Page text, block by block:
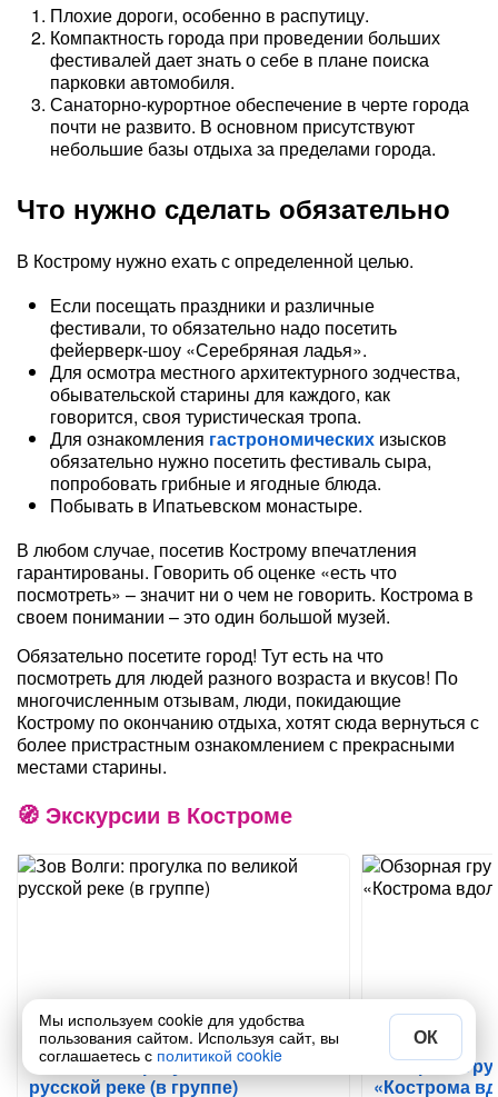
Плохие дороги, особенно в распутицу.
Компактность города при проведении больших
фестивалей дает знать о себе в плане поиска
парковки автомобиля.
Санаторно-курортное обеспечение в черте города
почти не развито. В основном присутствуют
небольшие базы отдыха за пределами города.
Что нужно сделать обязательно
В Кострому нужно ехать с определенной целью.
Если посещать праздники и различные
фестивали, то обязательно надо посетить
фейерверк-шоу «Серебряная ладья».
Для осмотра местного архитектурного зодчества,
обывательской старины для каждого, как
говорится, своя туристическая тропа.
Для ознакомления гастрономических изысков
обязательно нужно посетить фестиваль сыра,
попробовать грибные и ягодные блюда.
Побывать в Ипатьевском монастыре.
В любом случае, посетив Кострому впечатления
гарантированы. Говорить об оценке «есть что
посмотреть» – значит ни о чем не говорить. Кострома в
своем понимании – это один большой музей.
Обязательно посетите город! Тут есть на что
посмотреть для людей разного возраста и вкусов! По
многочисленным отзывам, люди, покидающие
Кострому по окончанию отдыха, хотят сюда вернуться с
более пристрастным ознакомлением с прекрасными
местами старины.
Экскурсии в Костроме
Зов Волги: прогулка по великой
русской реке (в группе)
Обзорная
«Кострома
Мы используем cookie для удобства
пользования сайтом. Используя сайт, вы
соглашаетесь с политикой cookie
ОК